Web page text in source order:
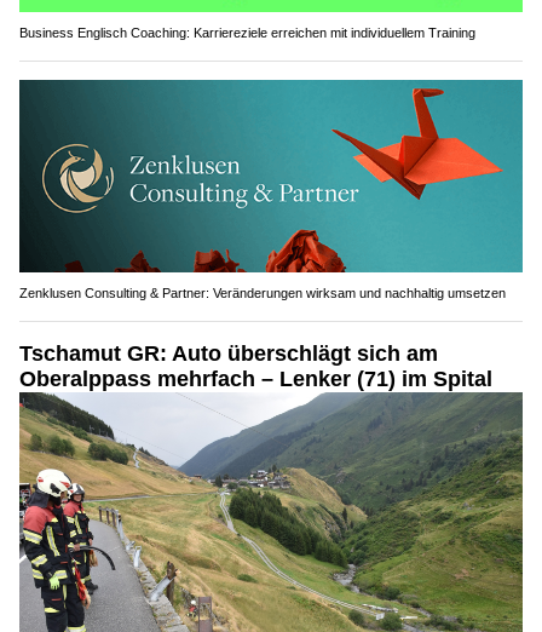
Business Englisch Coaching: Karriereziele erreichen mit individuellem Training
Zenklusen Consulting & Partner: Veränderungen wirksam und nachhaltig umsetzen
Tschamut GR: Auto überschlägt sich am
Oberalppass mehrfach – Lenker (71) im Spital